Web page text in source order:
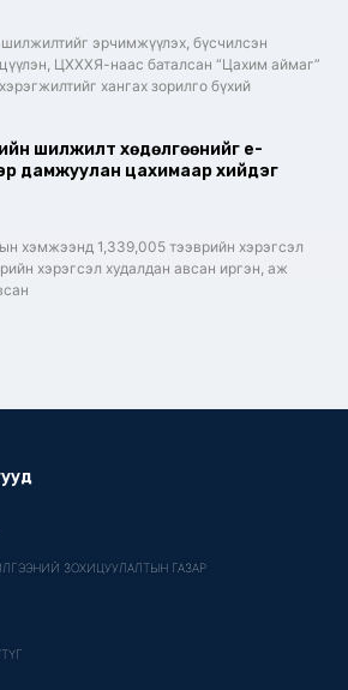
эрчимжүүлэх, бүсчилсэн
ЦХХХЯ-наас баталсан “Цахим аймаг”
хангах зорилго бүхий
шилжилт хөдөлгөөнийг e-
дамжуулан цахимаар хийдэг
хэмжээнд 1,339,005 тээврийн хэрэгсэл
хэрэгсэл худалдан авсан иргэн, аж
ЗОХИЦУУЛАЛТЫН ГАЗАР